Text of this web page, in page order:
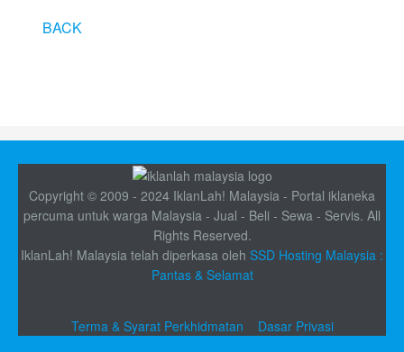
BACK
Copyright © 2009 - 2024 IklanLah! Malaysia - Portal iklaneka
percuma untuk warga Malaysia - Jual - Beli - Sewa - Servis. All
Rights Reserved.
IklanLah! Malaysia telah diperkasa oleh SSD Hosting Malaysia :
Pantas & Selamat
Terma & Syarat Perkhidmatan Dasar Privasi